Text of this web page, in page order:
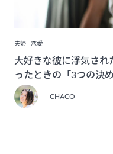
夫婦 恋愛
大好きな彼に浮気さ
ったときの「3つの決め
CHACO